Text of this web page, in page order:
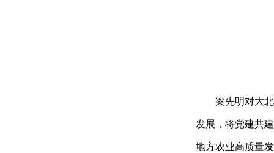
梁先明对大
发展 ，将党建共
地方农业高质量